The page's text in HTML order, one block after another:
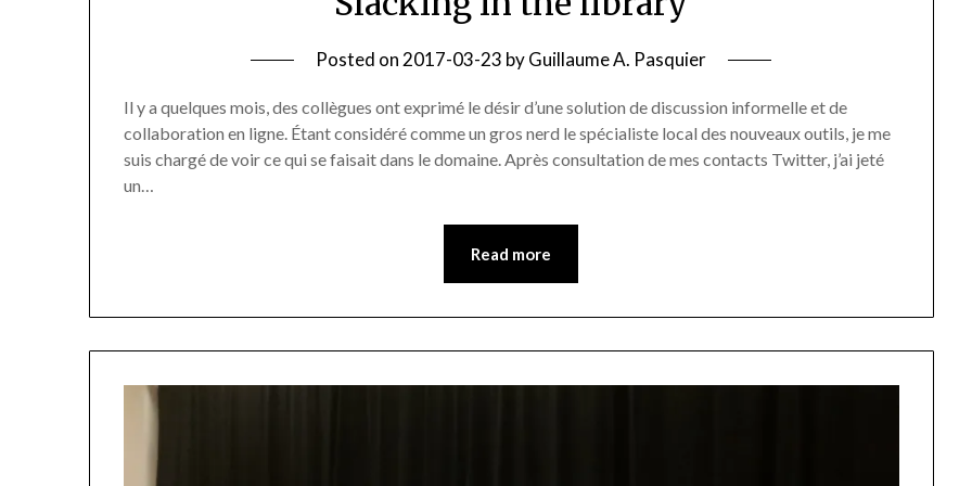
Posted on 2017-03-23 byGuillaume A. Pasquier
Il y a quelques mois, des collègues ont exprimé le désir d’une solution de discussion informelle et de
collaboration en ligne. Étant considéré comme un gros nerd le spécialiste local des nouveaux outils, je me
suis chargé de voir ce qui se faisait dans le domaine. Après consultation de mes contacts Twitter, j’ai jeté
un…
Read more